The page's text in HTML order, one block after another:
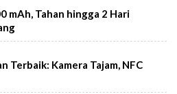
mAh, Tahan hingga 2 Hari
Terbaik: Kamera Tajam, NFC